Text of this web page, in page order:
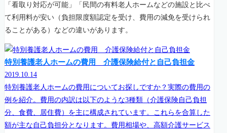
「看取り対応が可能」「民間の有料老人ホームなどの施設と比べ
て利用料が安い（負担限度額認定を受け、費用の減免を受けられ
ることがある）などの違いがあります。
特別養護老人ホームの費用 介護保険給付と自己負担金
2019.10.14
特別養護老人ホームの費用についてお探しですか？実際の費用の
例を紹介。費用の内訳は以下のような3種類（介護保険自己負担
分、食費、居住費）を主に構成されています。これらを合算した
額が主な自己負担分となります。費用相場や、高額介護サービス